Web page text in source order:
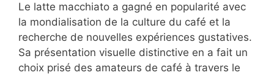
Le latte macchiato a gagné en popularité avec
la mondialisation de la culture du café et la
recherche de nouvelles expériences gustatives.
Sa présentation visuelle distinctive en a fait un
choix prisé des amateurs de café à travers le